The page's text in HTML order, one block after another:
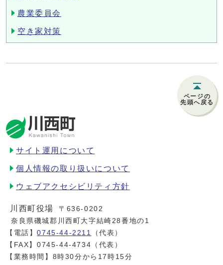
農業委員会
空き家対策
ページの
先頭へ戻る
サイト運用について
個人情報の取り扱いについて
ウェブアクセシビリティ方針
川西町役場
〒636-0202
奈良県磯城郡川西町大字結崎28番地の1
【電話】0745-44-2211
（代表）
【FAX】0745-44-4734（代表）
【業務時間】8時30分から17時15分